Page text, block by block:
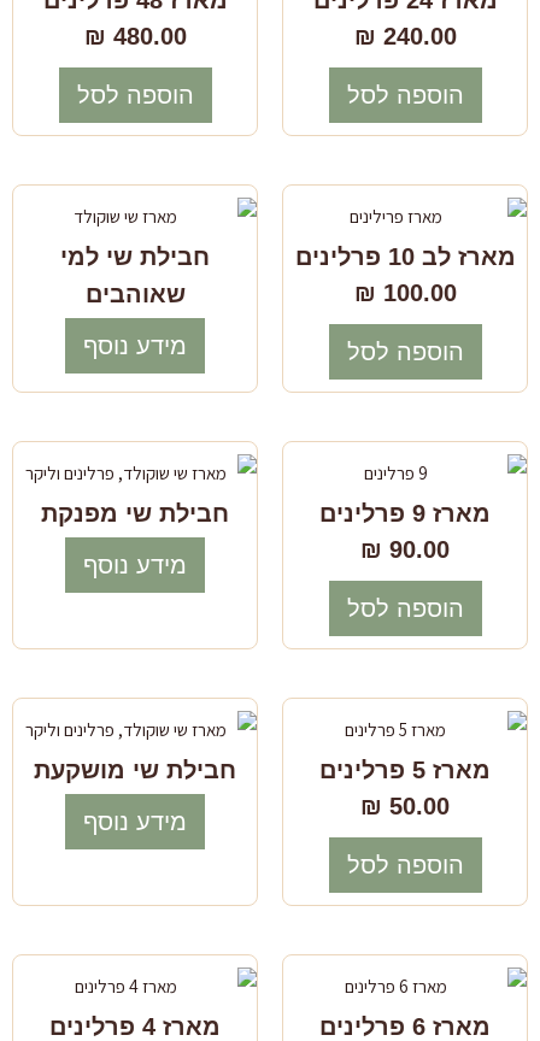
240.00
₪
הוספה לסל
480.00
₪
הוספה לסל
מארז לב 10 פרלינים
100.00
₪
הוספה לסל
חבילת שי למי
שאוהבים
מידע נוסף
מארז 9 פרלינים
90.00
₪
הוספה לסל
חבילת שי מפנקת
מידע נוסף
מארז 5 פרלינים
50.00
₪
הוספה לסל
חבילת שי מושקעת
מידע נוסף
מארז 6 פרלינים
מארז 4 פרלינים